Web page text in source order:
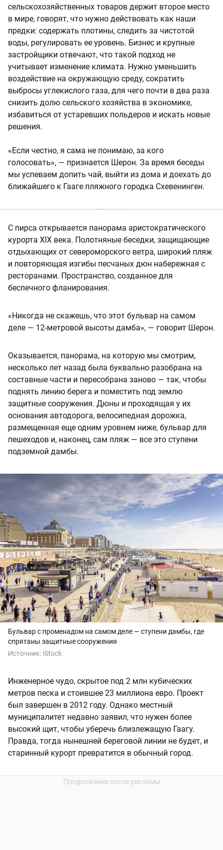
сельскохозяйственных товаров держит второе место
в мире, говорят, что нужно действовать как наши
предки: содержать плотины, следить за чистотой
воды, регулировать ее уровень. Бизнес и крупные
застройщики отвечают, что такой подход не
учитывает изменение климата. Нужно уменьшить
воздействие на окружающую среду, сократить
выбросы углекислого газа, для чего почти в два раза
снизить долю сельского хозяйства в экономике,
избавиться от устаревших польдеров и искать новые
решения.
«Если честно, я сама не понимаю, за кого
голосовать», — признается Шерон. За время беседы
мы успеваем допить чай, выйти из дома и доехать до
ближайшего к Гааге пляжного городка Схевенинген.
С пирса открывается панорама аристократического
курорта XIX века. Полотняные беседки, защищающие
отдыхающих от североморского ветра, широкий пляж
и повторяющая изгибы песчаных дюн набережная с
ресторанами. Пространство, созданное для
беспечного фланирования.
«Никогда не скажешь, что этот бульвар на самом
деле — 12-метровой высоты дамба», — говорит Шерон.
Оказывается, панорама, на которую мы смотрим,
несколько лет назад была буквально разобрана на
составные части и пересобрана заново — так, чтобы
поднять линию берега и поместить под землю
защитные сооружения. Дюны и проходящая у их
основания автодорога, велосипедная дорожка,
размещенная еще одним уровнем ниже, бульвар для
пешеходов и, наконец, сам пляж — все это ступени
подземной дамбы.
Бульвар с променадом на самом деле — ступени дамбы, где
спрятаны защитные сооружения
Источник: iStock
Инженерное чудо, скрытое под 2 млн кубических
метров песка и стоившее 23 миллиона евро. Проект
был завершен в 2012 году. Однако местный
муниципалитет недавно заявил, что нужен более
высокий щит, чтобы уберечь близлежащую Гаагу.
Правда, тогда нынешней береговой линии не будет, и
старинный курорт превратится в обычный город.